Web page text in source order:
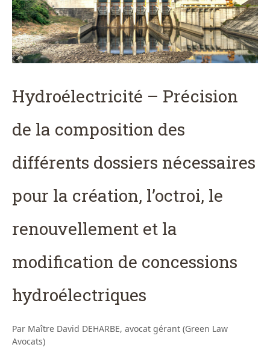
Hydroélectricité – Précision
de la composition des
différents dossiers nécessaires
pour la création, l’octroi, le
renouvellement et la
modification de concessions
hydroélectriques
Par Maître David DEHARBE, avocat gérant (Green Law
Avocats)